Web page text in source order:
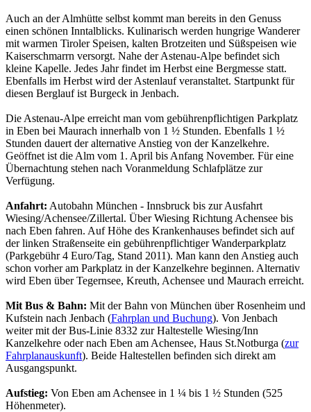
Auch an der Almhütte selbst kommt man bereits in den Genuss
einen schönen Inntalblicks. Kulinarisch werden hungrige Wanderer
mit warmen Tiroler Speisen, kalten Brotzeiten und Süßspeisen wie
Kaiserschmarrn versorgt. Nahe der Astenau-Alpe befindet sich
kleine Kapelle. Jedes Jahr findet im Herbst eine Bergmesse statt.
Ebenfalls im Herbst wird der Astenlauf veranstaltet. Startpunkt für
diesen Berglauf ist Burgeck in Jenbach.
Die Astenau-Alpe erreicht man vom gebührenpflichtigen Parkplatz
in Eben bei Maurach innerhalb von 1 ½ Stunden. Ebenfalls 1 ½
Stunden dauert der alternative Anstieg von der Kanzelkehre.
Geöffnet ist die Alm vom 1. April bis Anfang November. Für eine
Übernachtung stehen nach Voranmeldung Schlafplätze zur
Verfügung.
Anfahrt: Autobahn München - Innsbruck bis zur Ausfahrt
Wiesing/Achensee/Zillertal. Über Wiesing Richtung Achensee bis
nach Eben fahren. Auf Höhe des Krankenhauses befindet sich auf
der linken Straßenseite ein gebührenpflichtiger Wanderparkplatz
(Parkgebühr 4 Euro/Tag, Stand 2011). Man kann den Anstieg auch
schon vorher am Parkplatz in der Kanzelkehre beginnen. Alternativ
wird Eben über Tegernsee, Kreuth, Achensee und Maurach erreicht.
Mit Bus & Bahn: Mit der Bahn von München über Rosenheim und
Kufstein nach Jenbach (Fahrplan und Buchung). Von Jenbach
weiter mit der Bus-Linie 8332 zur Haltestelle Wiesing/Inn
Kanzelkehre oder nach Eben am Achensee, Haus St.Notburga (zur
Fahrplanauskunft). Beide Haltestellen befinden sich direkt am
Ausgangspunkt.
Aufstieg: Von Eben am Achensee in 1 ¼ bis 1 ½ Stunden (525
Höhenmeter).